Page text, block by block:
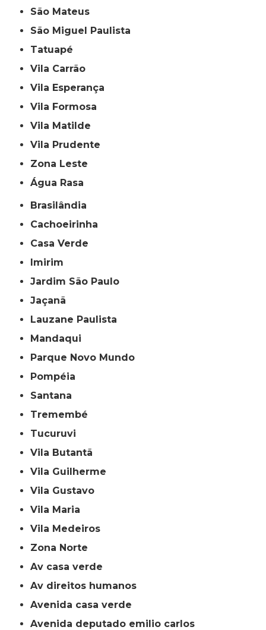
São Mateus
São Miguel Paulista
Tatuapé
Vila Carrão
Vila Esperança
Vila Formosa
Vila Matilde
Vila Prudente
Zona Leste
Água Rasa
Brasilândia
Cachoeirinha
Casa Verde
Imirim
Jardim São Paulo
Jaçanã
Lauzane Paulista
Mandaqui
Parque Novo Mundo
Pompéia
Santana
Tremembé
Tucuruvi
Vila Butantã
Vila Guilherme
Vila Gustavo
Vila Maria
Vila Medeiros
Zona Norte
av casa verde
av direitos humanos
avenida casa verde
avenida deputado emilio carlos